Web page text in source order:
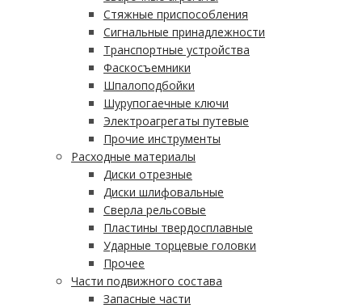
Стяжные приспособления
Сигнальные принадлежности
Транспортные устройства
Фаскосъемники
Шпалоподбойки
Шурупогаечные ключи
Электроагрегаты путевые
Прочие инструменты
Расходные материалы
Диски отрезные
Диски шлифовальные
Сверла рельсовые
Пластины твердосплавные
Ударные торцевые головки
Прочее
Части подвижного состава
Запасные части